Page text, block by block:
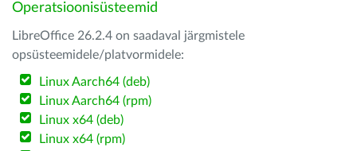
Operatsioonisüsteemid
LibreOffice 26.2.4 on saadaval järgmistele
opsüsteemidele/platvormidele:
Linux Aarch64 (deb)
Linux Aarch64 (rpm)
Linux x64 (deb)
Linux x64 (rpm)